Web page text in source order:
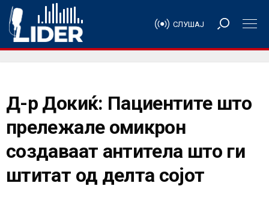
СЛУШАЈ
Д-р Докиќ: Пациентите што
прележале омикрон
создаваат антитела што ги
штитат од делта сојот